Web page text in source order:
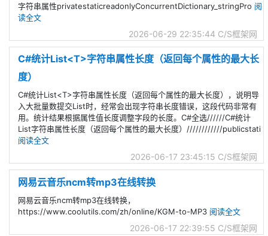
字符串属性privatestaticreadonlyConcurrentDictionary_stringPro 阅
读全文
2026-06-29 22:35:44 C/S框架网
C#统计List<T>字符串属性长度（返回每个属性的最大长
度）
C#统计List<T>字符串属性长度（返回每个属性的最大长度），说明导
入大批量数提交List时，经常会出现字符串长度错误，这段代码非常有
用。统计结果根据属性值长度调整字段的长度。C#全选//////C#统计
List字符串属性长度（返回每个属性的最大长度）////////////publicstati
阅读全文
2026-06-17 23:45:15 C/S框架网
网易云音乐ncm转mp3在线转换
网易云音乐ncm转mp3在线转换，
https://www.coolutils.com/zh/online/KGM-to-MP3 阅读全文
2026-06-17 22:39:55 C/S框架网